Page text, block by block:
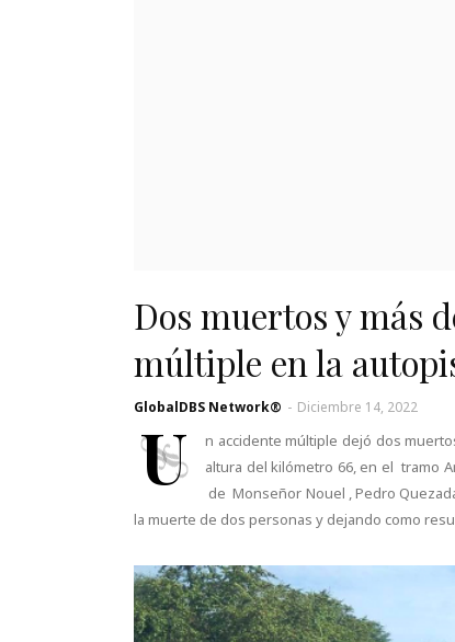
Dos muertos y más
múltiple en la
GlobalDBS Network® - Diciembre 14, 2022
U
n accidente múltiple dejó dos
altura del kilómetro 66, en el tramo
de Monseñor Nouel , Pedro
la muerte de dos personas y dejando como